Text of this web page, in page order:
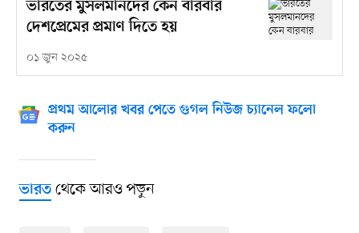
ভারতের মুসলমানদের কেন বারবার
দেশপ্রেমের প্রমাণ দিতে হয়
০১ জুন ২০২৫
প্রথম আলোর খবর পেতে গুগল নিউজ চ্যানেল ফলো
করুন
ভারতথেকে আরও পড়ুন